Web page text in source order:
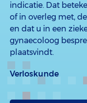
indicatie. Dat
of in overleg met,
en dat u in een
gynaecoloog
plaatsvindt.
Verloskunde